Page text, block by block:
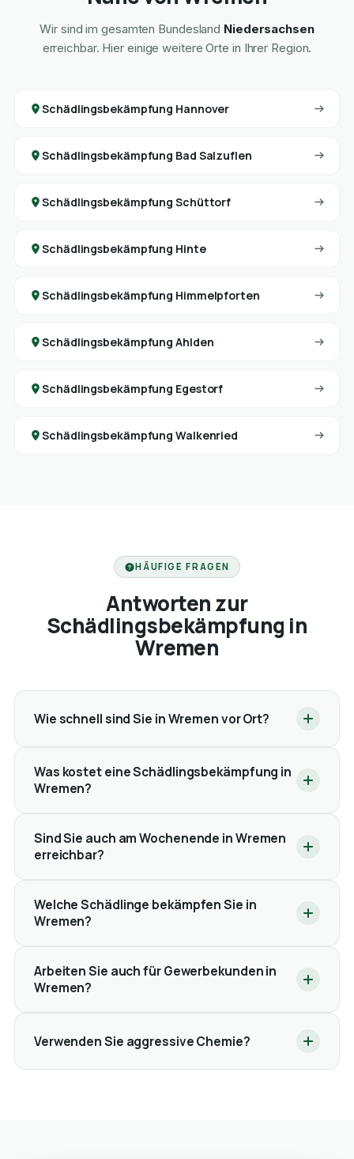
Wir sind im gesamten Bundesland Niedersachsen
erreichbar. Hier einige weitere Orte in Ihrer Region.
Schädlingsbekämpfung Hannover
Schädlingsbekämpfung Bad Salzuflen
Schädlingsbekämpfung Schüttorf
Schädlingsbekämpfung Hinte
Schädlingsbekämpfung Himmelpforten
Schädlingsbekämpfung Ahlden
Schädlingsbekämpfung Egestorf
Schädlingsbekämpfung Walkenried
HÄUFIGE FRAGEN
Antworten zur
Schädlingsbekämpfung in
Wremen
Wie schnell sind Sie in Wremen vor Ort?
Was kostet eine Schädlingsbekämpfung in
Wremen?
Sind Sie auch am Wochenende in Wremen
erreichbar?
Welche Schädlinge bekämpfen Sie in
Wremen?
Arbeiten Sie auch für Gewerbekunden in
Wremen?
Verwenden Sie aggressive Chemie?